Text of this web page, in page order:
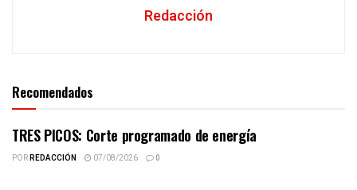
Redacción
Recomendados
TRES PICOS: Corte programado de energía
PORREDACCIÓN 07/08/2026 0